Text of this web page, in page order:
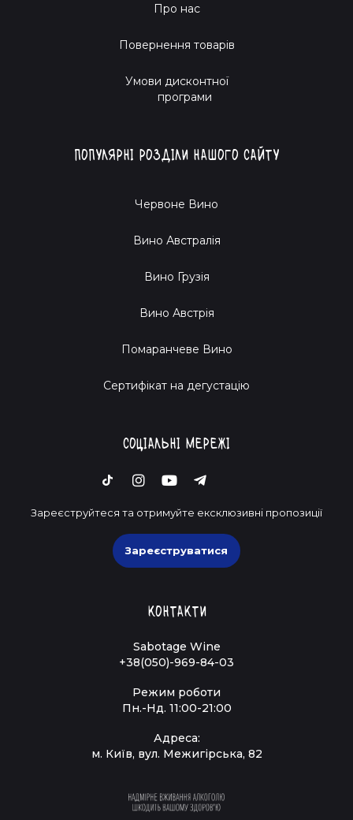
Про нас
Повернення товарів
Умови дисконтної
програми
Популярні розділи нашого сайту
Червоне Вино
Вино Австралія
Вино Грузія
Вино Австрія
Помаранчеве Вино
Cертифікат на дегустацію
Соціальні мережі
Зареєструйтеся та отримуйте ексклюзивні пропозиції
Зареєструватися
Контакти
Sabotage Wine
+38(050)-969-84-03
Режим роботи
Пн.-Нд. 11:00-21:00
Адреса:
м. Київ, вул. Межигірська, 82